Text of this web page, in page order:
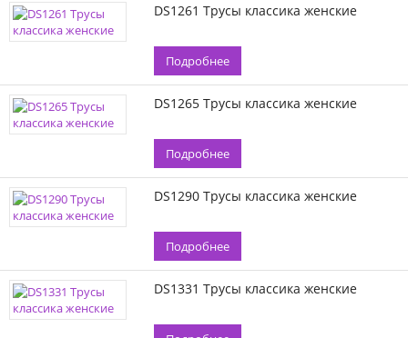
DS1261 Трусы классика женские
Подробнее
DS1265 Трусы классика женские
Подробнее
DS1290 Трусы классика женские
Подробнее
DS1331 Трусы классика женские